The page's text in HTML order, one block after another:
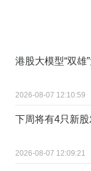
港股大模型“双雄
2026-08-07 12:10:59
下周将有4只新
2026-08-07 12:09:21